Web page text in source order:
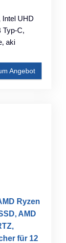
Intel UHD
Typ-C,
aki
Angebot
Ryzen
AMD
für 12